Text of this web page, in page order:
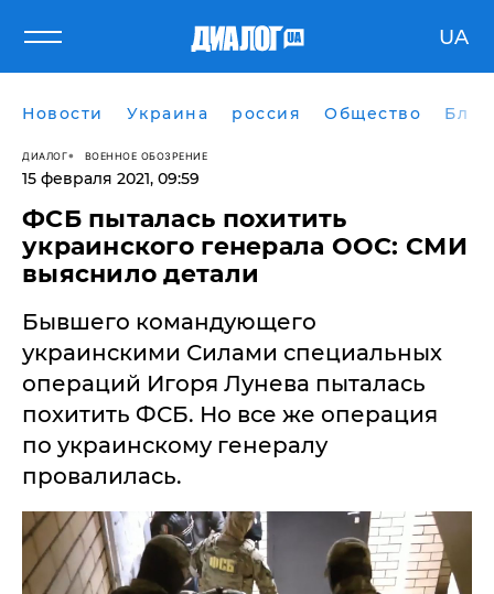
UA
Новости Украина россия Общество
ДИАЛОГ ВОЕННОЕ ОБОЗРЕНИЕ
15 февраля 2021, 09:59
ФСБ пыталась похитить
украинского генерала ООС: СМИ
выяснило детали
Бывшего командующего
украинскими Силами специальных
операций Игоря Лунева пыталась
похитить ФСБ. Но все же операция
по украинскому генералу
провалилась.